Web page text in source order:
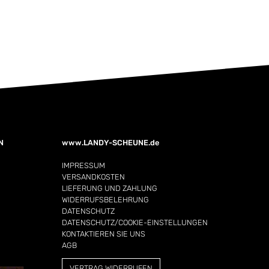
www.LANDY-SCHEUNE.de
IMPRESSUM
VERSANDKOSTEN
LIEFERUNG UND ZAHLUNG
WIDERRUFSBELEHRUNG
DATENSCHUTZ
DATENSCHUTZ/COOKIE-EINSTELLUNGEN
KONTAKTIEREN SIE UNS
AGB